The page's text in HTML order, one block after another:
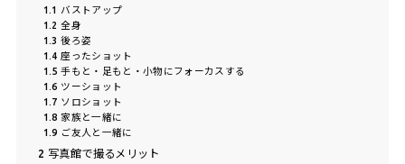
1.1 バストアップ
1.2 全身
1.3 後ろ姿
1.4 座ったショット
1.5 手もと・足もと・小物にフォーカスする
1.6 ツーショット
1.7 ソロショット
1.8 家族と一緒に
1.9 ご友人と一緒に
2 写真館で撮るメリット